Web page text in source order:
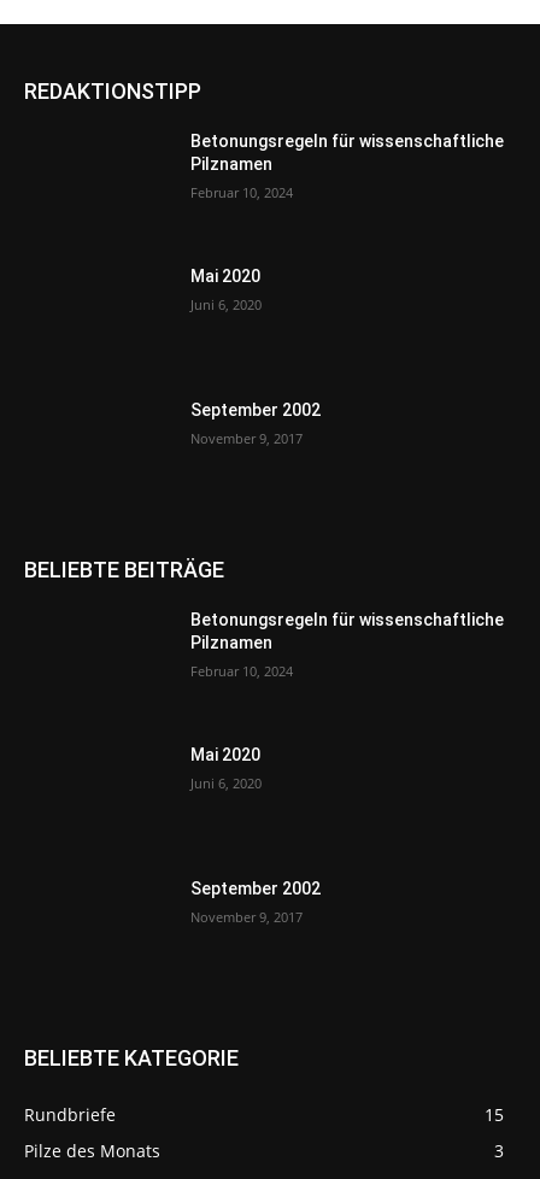
REDAKTIONSTIPP
Betonungsregeln für wissenschaftliche
Pilznamen
Februar 10, 2024
Mai 2020
Juni 6, 2020
September 2002
November 9, 2017
BELIEBTE BEITRÄGE
Betonungsregeln für wissenschaftliche
Pilznamen
Februar 10, 2024
Mai 2020
Juni 6, 2020
September 2002
November 9, 2017
BELIEBTE KATEGORIE
Rundbriefe
15
Pilze des Monats
3